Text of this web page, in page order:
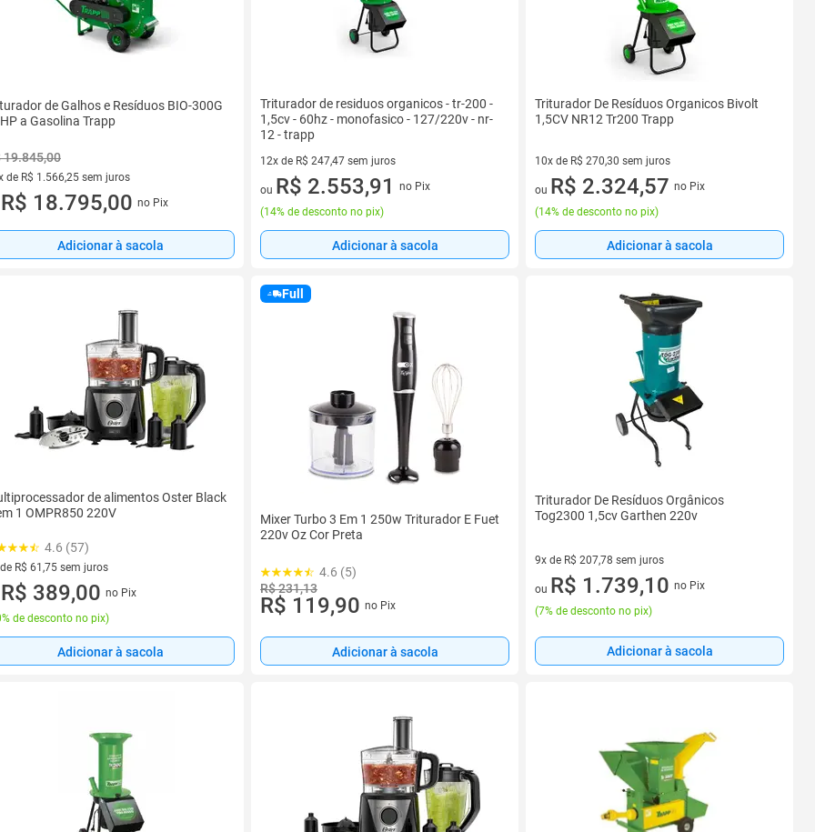
de Galhos e Resíduos BIO-300G
a Gasolina Trapp
19.845,00
de R$ 1.566,25 sem juros
vez de R$ 1.566,25 sem juros
R$ 18.795,00 no Pix
Adicionar à sacola
Triturador de residuos organicos - tr-200 -
1,5cv - 60hz - monofasico - 127/220v - nr-
12 - trapp
12x de R$ 247,47 sem juros
12 vez de R$ 247,47 sem juros
ou R$ 2.553,91
no Pix
(14% de desconto no pix)
Adicionar à sacola
Triturador De Resíduos Organicos Bivolt
1,5CV NR12 Tr200 Trapp
10x de R$ 270,30 sem juros
10 vez de R$ 270,30 sem juros
ou R$ 2.324,57 no Pix
(14% de desconto no pix)
Adicionar à sacola
de alimentos Oster Black
1 OMPR850 220V
4.6 (57)
R$ 61,75 sem juros
de R$ 61,75 sem juros
R$ 389,00 no Pix
de desconto no pix)
Adicionar à sacola
Full
Mixer Turbo 3 Em 1 250w Triturador E Fuet
220v Oz Cor Preta
4.6 (5)
R$ 231,13
R$ 119,90 no Pix
Adicionar à sacola
Triturador De Resíduos Orgânicos
Tog2300 1,5cv Garthen 220v
9x de R$ 207,78 sem juros
9 vez de R$ 207,78 sem juros
ou R$ 1.739,10 no Pix
(7% de desconto no pix)
Adicionar à sacola